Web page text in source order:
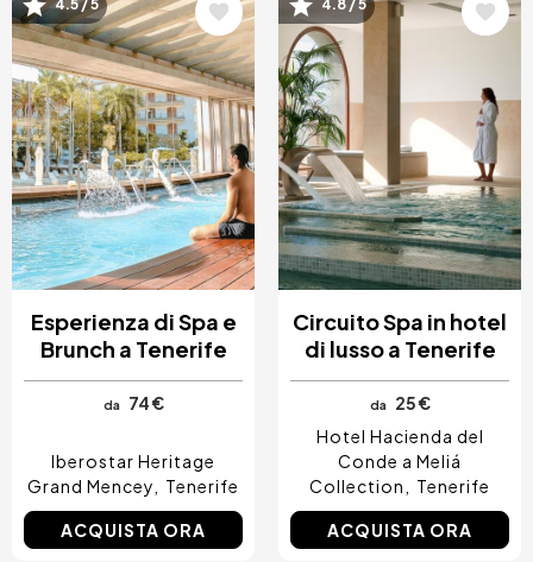
Immagine
4.5 / 5
Esperienza di Spa e
Brunch a Tenerife
da 74 €
Iberostar Heritage
Grand Mencey
Tenerife
ACQUISTA ORA
Immagine
4.8 / 5
Circuito Spa in hotel
di lusso a Tenerife
da
25 €
Hotel Hacienda del
Conde a Meliá
Collection
Tenerife
ACQUISTA ORA